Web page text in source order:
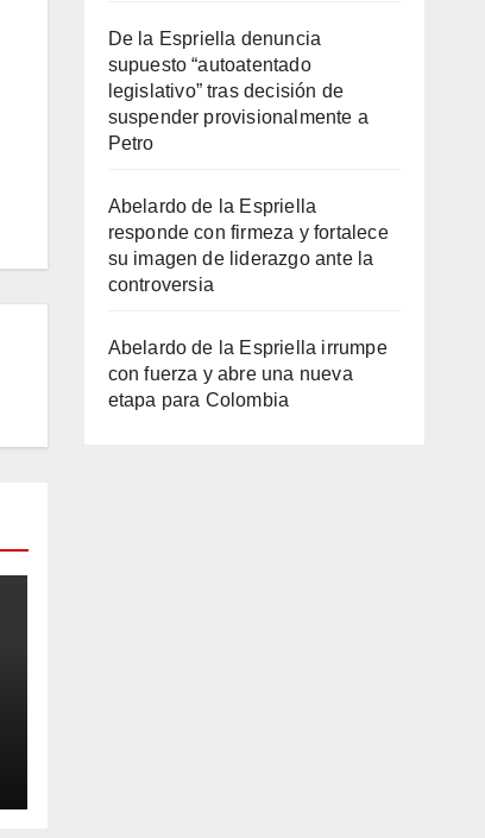
De la Espriella denuncia
supuesto “autoatentado
legislativo” tras decisión de
suspender provisionalmente a
Petro
Abelardo de la Espriella
responde con firmeza y fortalece
su imagen de liderazgo ante la
controversia
Abelardo de la Espriella irrumpe
con fuerza y abre una nueva
etapa para Colombia